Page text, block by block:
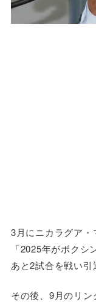
3月にニカラグア・
「2025年がボクシ
あと2試合を戦い引
その後、9月のリ